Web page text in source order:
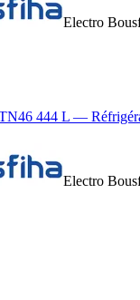
Electro
444 L —
Electro